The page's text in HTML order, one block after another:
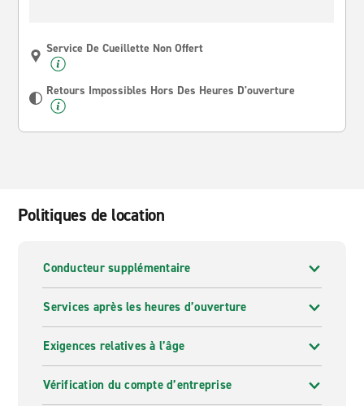
Service De Cueillette Non Offert
Retours Impossibles Hors Des Heures D'ouverture
Politiques de location
Conducteur supplémentaire
Services après les heures d’ouverture
Exigences relatives à l’âge
Vérification du compte d’entreprise